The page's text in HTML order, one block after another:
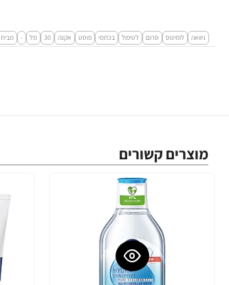
ניוואה לומינוס סרום לטיפול בכתמי פוסט אקנה 30 מל - מבית
מוצרים קשורים